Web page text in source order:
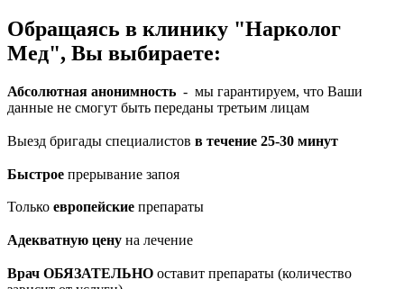
Обращаясь в клинику "Нарколог
Мед", Вы выбираете:
Абсолютная анонимность - мы гарантируем, что Ваши
данные не смогут быть переданы третьим лицам
Выезд бригады специалистов в течение 25-30 минут
Быстрое прерывание запоя
Только европейские препараты
Адекватную цену на лечение
Врач ОБЯЗАТЕЛЬНО оставит препараты (количество